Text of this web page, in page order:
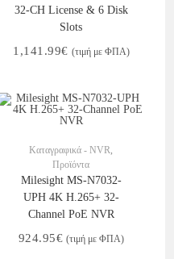
32-CH License & 6 Disk
Slots
1,141.99€ (τιμή με ΦΠΑ)
Καταγραφικά - NVR,
Προϊόντα
Milesight MS-N7032-
UPH 4K H.265+ 32-
Channel PoE NVR
924.95€ (τιμή με ΦΠΑ)